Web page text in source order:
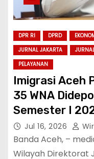
DPR RI DPRD
JURNAL JAKARTA
PELAYANAN
Imigrasi Aceh
35 WNA
Semester I
Jul 16, 2026
Banda Aceh, –
Wilayah Direktorat